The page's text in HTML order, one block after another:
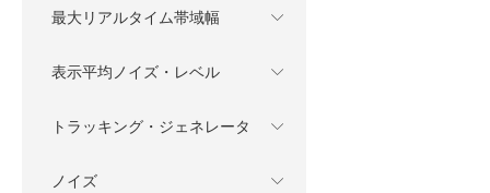
最大リアルタイム帯域幅
表示平均ノイズ・レベル
トラッキング・ジェネレータ
ノイズ